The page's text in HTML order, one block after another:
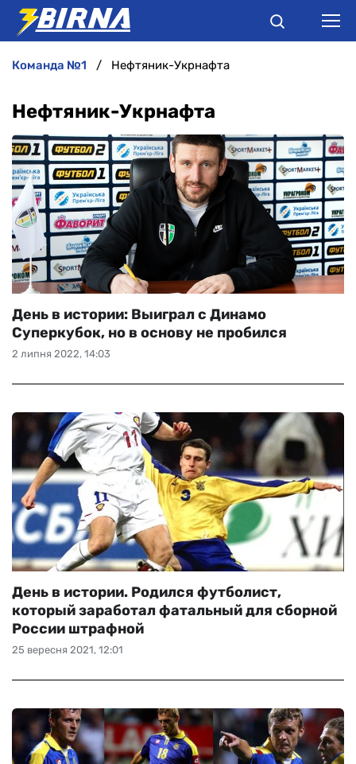
АНАЛІТИКА
ІНТЕРВ'Ю
РІЗНЕ
БУКМЕКЕРИ
команда №1 Нефтяник-Укрнафта
Нефтяник-Укрнафта
2 липня 2022, 14:03
День в истории: Выиграл с Динамо
Суперкубок, но в основу не пробился
25 вересня 2021, 12:01
День в истории. Родился футболист,
который заработал фатальный для сборной
России штрафной